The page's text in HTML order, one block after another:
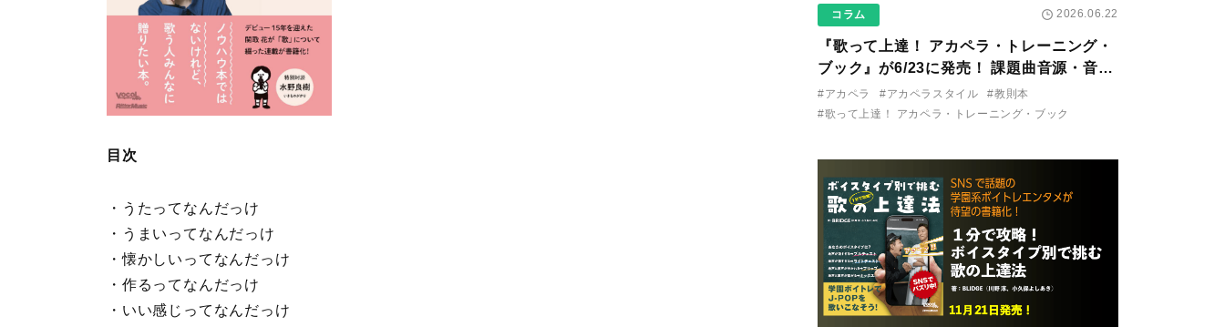
目次
・うたってなんだっけ
・うまいってなんだっけ
・懐かしいってなんだっけ
・作るってなんだっけ
・いい感じってなんだっけ
コラム 2026.06.22
『歌って上達！ アカペラ・トレーニング・
ブック』が6/23に発売！ 課題曲音源・音取
り用アプリを公開。
#アカペラ #アカペラスタイル
#教則本
#歌って上達！ アカペラ・トレーニング・ブック